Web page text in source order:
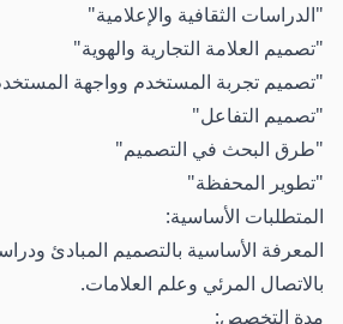
"الدراسات الثقافية والإعلامية"
"تصميم العلامة التجارية والهوية"
"تصميم تجربة المستخدم وواجهة
"تصميم التفاعل"
"طرق البحث في التصميم"
"تطوير المحفظة"
المتطلبات الأساسية:
المعرفة الأساسية بالتصميم المبادئ
بالاتصال المرئي وعلم العلامات.
مدة التخصص: